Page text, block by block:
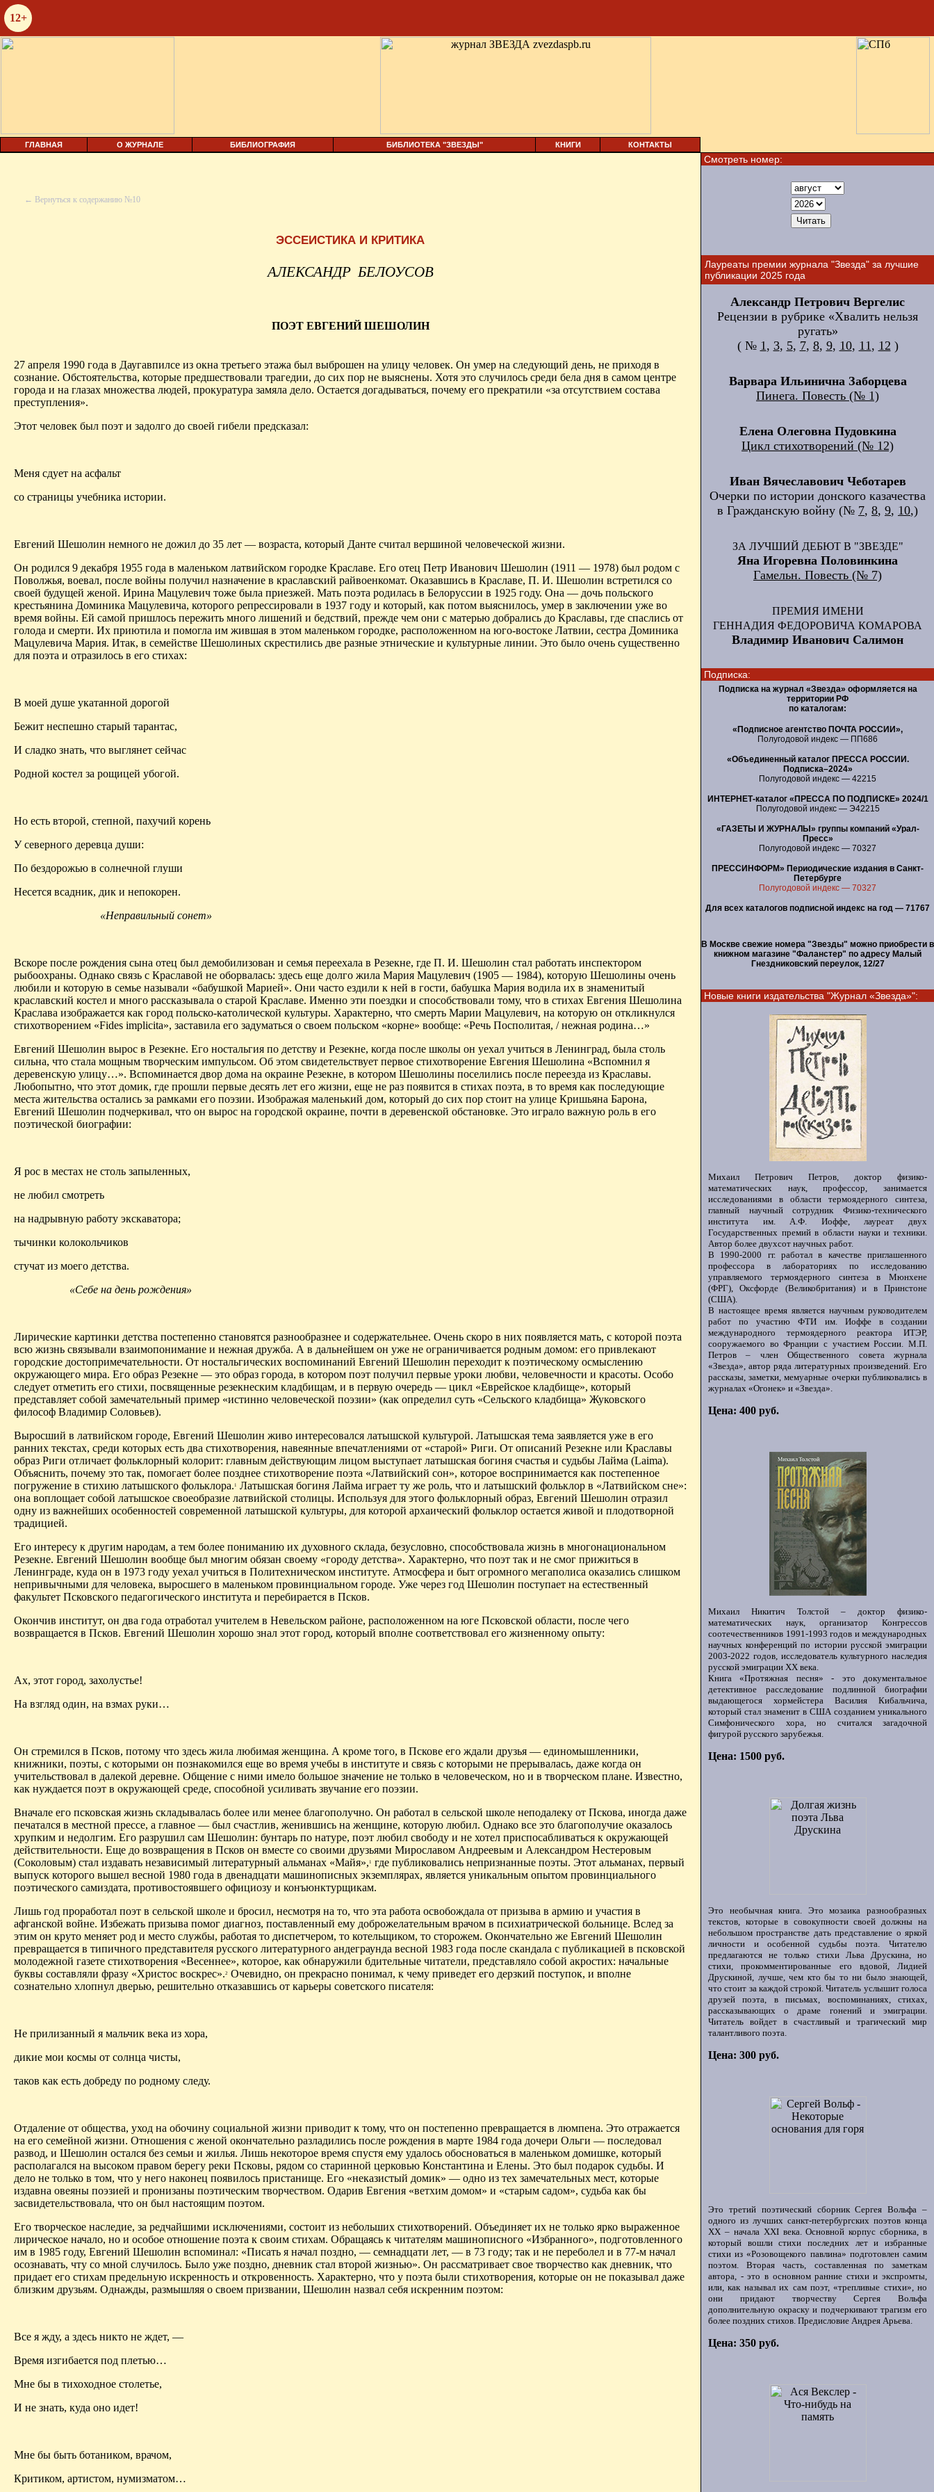
12+
ГЛАВНАЯ О ЖУРНАЛЕ БИБЛИОГРАФИЯ БИБЛИОТЕКА "ЗВЕЗДЫ" КНИГИ КОНТАКТЫ
← Вернуться к содержанию №10
ЭССЕИСТИКА И КРИТИКА
АЛЕКСАНДР БЕЛОУСОВ
ПОЭТ ЕВГЕНИЙ ШЕШОЛИН
27 апреля 1990 года в Даугавпилсе из окна третьего этажа был выброшен на улицу человек. Он умер на следующий день, не приходя в
сознание. Обстоятельства, которые предшествовали трагедии, до сих пор не выяснены. Хотя это случилось среди бела дня в самом центре
города и на глазах множества людей, прокуратура замяла дело. Остается догадываться, почему его прекратили «за отсутствием состава
преступления».
Этот человек был поэт и задолго до своей гибели предсказал:
Меня сдует на асфальт
со страницы учебника истории.
Евгений Шешолин немного не дожил до 35 лет — возраста, который Данте считал вершиной человеческой жизни.
Он родился 9 декабря 1955 года в маленьком латвийском городке Краславе. Его отец Петр Иванович Шешолин (1911 — 1978) был родом с
Поволжья, воевал, после войны получил назначение в краславский райвоенкомат. Оказавшись в Краславе, П. И. Шешолин встретился со
своей будущей женой. Ирина Мацулевич тоже была приезжей. Мать поэта родилась в Белоруссии в 1925 году. Она — дочь польского
крестьянина Доминика Мацулевича, которого репрессировали в 1937 году и который, как потом выяснилось, умер в заключении уже во
время войны. Ей самой пришлось пережить много лишений и бедствий, прежде чем они с матерью добрались до Краславы, где спаслись от
голода и смерти. Их приютила и помогла им жившая в этом маленьком городке, расположенном на юго-востоке Латвии, сестра Доминика
Мацулевича Мария. Итак, в семействе Шешолиных скрестились две разные этнические и культурные линии. Это было очень существенно
для поэта и отразилось в его стихах:
В моей душе укатанной дорогой
Бежит неспешно старый тарантас,
И сладко знать, что выглянет сейчас
Родной костел за рощицей убогой.
Но есть второй, степной, пахучий корень
У северного деревца души:
По бездорожью в солнечной глуши
Несется всадник, дик и непокорен.
«Неправильный сонет»
Вскоре после рождения сына отец был демобилизован и семья переехала в Резекне, где П. И. Шешолин стал работать инспектором
рыбоохраны. Однако связь с Краславой не оборвалась: здесь еще долго жила Мария Мацулевич (1905 — 1984), которую Шешолины очень
любили и которую в семье называли «бабушкой Марией». Они часто ездили к ней в гости, бабушка Мария водила их в знаменитый
краславский костел и много рассказывала о старой Краславе. Именно эти поездки и способствовали тому, что в стихах Евгения Шешолина
Краслава изображается как город польско-католической культуры. Характерно, что смерть Марии Мацулевич, на которую он откликнулся
стихотворением «Fides implicita», заставила его задуматься о своем польском «корне» вообще: «Речь Посполитая, / нежная родина…»
Евгений Шешолин вырос в Резекне. Его ностальгия по детству и Резекне, когда после школы он уехал учиться в Ленинград, была столь
сильна, что стала мощным творческим импульсом. Об этом свидетельствует первое стихотворение Евгения Шешолина «Вспомнил я
деревенскую улицу…». Вспоминается двор дома на окраине Резекне, в котором Шешолины поселились после переезда из Краславы.
Любопытно, что этот домик, где прошли первые десять лет его жизни, еще не раз появится в стихах поэта, в то время как последующие
места жительства остались за рамками его поэзии. Изображая маленький дом, который до сих пор стоит на улице Кришьяна Барона,
Евгений Шешолин подчеркивал, что он вырос на городской окраине, почти в деревенской обстановке. Это играло важную роль в его
поэтической биографии:
Я рос в местах не столь запыленных,
не любил смотреть
на надрывную работу экскаватора;
тычинки колокольчиков
стучат из моего детства.
«Себе на день рождения»
Лирические картинки детства постепенно становятся разнообразнее и содержательнее. Очень скоро в них появляется мать, с которой поэта
всю жизнь связывали взаимопонимание и нежная дружба. А в дальнейшем он уже не ограничивается родным домом: его привлекают
городские достопримечательности. От ностальгических воспоминаний Евгений Шешолин переходит к поэтическому осмыслению
окружающего мира. Его образ Резекне — это образ города, в котором поэт получил первые уроки любви, человечности и красоты. Особо
следует отметить его стихи, посвященные резекнеским кладбищам, и в первую очередь — цикл «Еврейское кладбище», который
представляет собой замечательный пример «истинно человеческой поэзии» (как определил суть «Сельского кладбища» Жуковского
философ Владимир Соловьев).
Выросший в латвийском городе, Евгений Шешолин живо интересовался латышской культурой. Латышская тема заявляется уже в его
ранних текстах, среди которых есть два стихотворения, навеянные впечатлениями от «старой» Риги. От описаний Резекне или Краславы
образ Риги отличает фольклорный колорит: главным действующим лицом выступает латышская богиня счастья и судьбы Лайма (Laima).
Объяснить, почему это так, помогает более позднее стихотворение поэта «Латвийский сон», которое воспринимается как постепенное
погружение в стихию латышского фольклора. 1 Латышская богиня Лайма играет ту же роль, что и латышский фольклор в «Латвийском сне»:
она воплощает собой латышское своеобразие латвийской столицы. Используя для этого фольклорный образ, Евгений Шешолин отразил
одну из важнейших особенностей современной латышской культуры, для которой архаический фольклор остается живой и плодотворной
традицией.
Его интересу к другим народам, а тем более пониманию их духовного склада, безусловно, способствовала жизнь в многонациональном
Резекне. Евгений Шешолин вообще был многим обязан своему «городу детства». Характерно, что поэт так и не смог прижиться в
Ленинграде, куда он в 1973 году уехал учиться в Политехническом институте. Атмосфера и быт огромного мегаполиса оказались слишком
непривычными для человека, выросшего в маленьком провинциальном городе. Уже через год Шешолин поступает на естественный
факультет Псковского педагогического института и перебирается в Псков.
Окончив институт, он два года отработал учителем в Невельском районе, расположенном на юге Псковской области, после чего
возвращается в Псков. Евгений Шешолин хорошо знал этот город, который вполне соответствовал его жизненному опыту:
Ах, этот город, захолустье!
На взгляд один, на взмах руки…
Он стремился в Псков, потому что здесь жила любимая женщина. А кроме того, в Пскове его ждали друзья — единомышленники,
книжники, поэты, с которыми он познакомился еще во время учебы в институте и связь с которыми не прерывалась, даже когда он
учительствовал в далекой деревне. Общение с ними имело большое значение не только в человеческом, но и в творческом плане. Известно,
как нуждается поэт в окружающей среде, способной усиливать звучание его поэзии.
Вначале его псковская жизнь складывалась более или менее благополучно. Он работал в сельской школе неподалеку от Пскова, иногда даже
печатался в местной прессе, а главное — был счастлив, женившись на женщине, которую любил. Однако все это благополучие оказалось
хрупким и недолгим. Его разрушил сам Шешолин: бунтарь по натуре, поэт любил свободу и не хотел приспосабливаться к окружающей
действительности. Еще до возвращения в Псков он вместе со своими друзьями Мирославом Андреевым и Александром Нестеровым
(Соколовым) стал издавать независимый литературный альманах «Майя», 1 где публиковались непризнанные поэты. Этот альманах, первый
выпуск которого вышел весной 1980 года в двенадцати машинописных экземплярах, является уникальным опытом провинциального
поэтического самиздата, противостоявшего официозу и конъюнктурщикам.
Лишь год проработал поэт в сельской школе и бросил, несмотря на то, что эта работа освобождала от призыва в армию и участия в
афганской войне. Избежать призыва помог диагноз, поставленный ему доброжелательным врачом в психиатрической больнице. Вслед за
этим он круто меняет род и место службы, работая то диспетчером, то котельщиком, то сторожем. Окончательно же Евгений Шешолин
превращается в типичного представителя русского литературного андеграунда весной 1983 года после скандала с публикацией в псковской
молодежной газете стихотворения «Весеннее», которое, как обнаружили бдительные читатели, представляло собой акростих: начальные
буквы составляли фразу «Христос воскрес».2 Очевидно, он прекрасно понимал, к чему приведет его дерзкий поступок, и вполне
сознательно хлопнул дверью, решительно отказавшись от карьеры советского писателя:
Не прилизанный я мальчик века из хора,
дикие мои космы от солнца чисты,
таков как есть добреду по родному следу.
Отдаление от общества, уход на обочину социальной жизни приводит к тому, что он постепенно превращается в люмпена. Это отражается
на его семейной жизни. Отношения с женой окончательно разладились после рождения в марте 1984 года дочери Ольги — последовал
развод, и Шешолин остался без семьи и жилья. Лишь некоторое время спустя ему удалось обосноваться в маленьком домишке, который
располагался на высоком правом берегу реки Псковы, рядом со старинной церковью Константина и Елены. Это был подарок судьбы. И
дело не только в том, что у него наконец появилось пристанище. Его «неказистый домик» — одно из тех замечательных мест, которые
издавна овеяны поэзией и пронизаны поэтическим творчеством. Одарив Евгения «ветхим домом» и «старым садом», судьба как бы
засвидетельствовала, что он был настоящим поэтом.
Его творческое наследие, за редчайшими исключениями, состоит из небольших стихотворений. Объединяет их не только ярко выраженное
лирическое начало, но и особое отношение поэта к своим стихам. Обращаясь к читателям машинописного «Избранного», подготовленного
им в 1985 году, Евгений Шешолин вспоминал: «Писать я начал поздно, — семнадцати лет, — в 73 году; так и не переболел и в 77-м начал
осознавать, чту со мной случилось. Было уже поздно, дневник стал второй жизнью». Он рассматривает свое творчество как дневник, что
придает его стихам предельную искренность и откровенность. Характерно, что у поэта были стихотворения, которые он не показывал даже
близким друзьям. Однажды, размышляя о своем призвании, Шешолин назвал себя искренним поэтом:
Все я жду, а здесь никто не ждет, —
Время изгибается под плетью…
Мне бы в тихоходное столетье,
И не знать, куда оно идет!
Мне бы быть ботаником, врачом,
Критиком, артистом, нумизматом…
Смотреть номер:
Лауреаты премии журнала "Звезда" за лучшие
публикации 2025 года
Александр Петрович Вергелис
Рецензии в рубрике «Хвалить нельзя
ругать»
( № 1, 3, 5, 7, 8, 9, 10, 11, 12 )
Варвара Ильинична Заборцева
Пинега. Повесть (№ 1)
Елена Олеговна Пудовкина
Цикл стихотворений (№ 12)
Иван Вячеславович Чеботарев
Очерки по истории донского казачества
в Гражданскую войну (№ 7, 8, 9, 10,)
ЗА ЛУЧШИЙ ДЕБЮТ В "ЗВЕЗДЕ"
Яна Игоревна Половинкина
Гамельн. Повесть (№ 7)
ПРЕМИЯ ИМЕНИ
ГЕННАДИЯ ФЕДОРОВИЧА КОМАРОВА
Владимир Иванович Салимон
Подписка:
Подписка на журнал «Звезда» оформляется на
территории РФ
по каталогам:
«Подписное агентство ПОЧТА РОССИИ»,
Полугодовой индекс — ПП686
«Объединенный каталог ПРЕССА РОССИИ.
Подписка–2024»
Полугодовой индекс — 42215
ИНТЕРНЕТ-каталог «ПРЕССА ПО ПОДПИСКЕ» 2024/1
Полугодовой индекс — Э42215
«ГАЗЕТЫ И ЖУРНАЛЫ» группы компаний «Урал-
Пресс»
Полугодовой индекс — 70327
ПРЕССИНФОРМ» Периодические издания в Санкт-
Петербурге
Полугодовой индекс — 70327
Для всех каталогов подписной индекс на год — 71767
В Москве свежие номера "Звезды" можно приобрести в
книжном магазине "Фаланстер" по адресу Малый
Гнездниковский переулок, 12/27
Новые книги издательства "Журнал «Звезда»":
Михаил Петрович Петров, доктор физико-
математических наук, профессор, занимается
исследованиями в области термоядерного синтеза,
главный научный сотрудник Физико-технического
института им. А.Ф. Иоффе, лауреат двух
Государственных премий в области науки и техники.
Автор более двухсот научных работ.
В 1990-2000 гг. работал в качестве приглашенного
профессора в лабораториях по исследованию
управляемого термоядерного синтеза в Мюнхене
(ФРГ), Оксфорде (Великобритания) и в Принстоне
(США).
В настоящее время является научным руководителем
работ по участию ФТИ им. Иоффе в создании
международного термоядерного реактора ИТЭР,
сооружаемого во Франции с участием России. М.П.
Петров – член Общественного совета журнала
«Звезда», автор ряда литературных произведений. Его
рассказы, заметки, мемуарные очерки публиковались в
журналах «Огонек» и «Звезда».
Цена: 400 руб.
Михаил Никитич Толстой – доктор физико-
математических наук, организатор Конгрессов
соотечественников 1991-1993 годов и международных
научных конференций по истории русской эмиграции
2003-2022 годов, исследователь культурного наследия
русской эмиграции ХХ века.
Книга «Протяжная песня» - это документальное
детективное расследование подлинной биографии
выдающегося хормейстера Василия Кибальчича,
который стал знаменит в США созданием уникального
Симфонического хора, но считался загадочной
фигурой русского зарубежья.
Цена: 1500 руб.
Это необычная книга. Это мозаика разнообразных
текстов, которые в совокупности своей должны на
небольшом пространстве дать представление о яркой
личности и особенной судьбы поэта. Читателю
предлагаются не только стихи Льва Друскина, но
стихи, прокомментированные его вдовой, Лидией
Друскиной, лучше, чем кто бы то ни было знающей,
что стоит за каждой строкой. Читатель услышит голоса
друзей поэта, в письмах, воспоминаниях, стихах,
рассказывающих о драме гонений и эмиграции.
Читатель войдет в счастливый и трагический мир
талантливого поэта.
Цена: 300 руб.
Это третий поэтический сборник Сергея Вольфа –
одного из лучших санкт-петербургских поэтов конца
ХХ – начала XXI века. Основной корпус сборника, в
который вошли стихи последних лет и избранные
стихи из «Розовощекого павлина» подготовлен самим
поэтом. Вторая часть, составленная по заметкам
автора, - это в основном ранние стихи и экспромты,
или, как называл их сам поэт, «трепливые стихи», но
они придают творчеству Сергея Вольфа
дополнительную окраску и подчеркивают трагизм его
более поздних стихов. Предисловие Андрея Арьева.
Цена: 350 руб.